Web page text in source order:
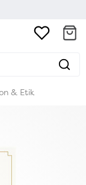
& Etik